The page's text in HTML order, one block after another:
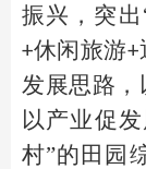
振兴，突
+休闲旅游+
发展思路，
以产业促
村”的田园